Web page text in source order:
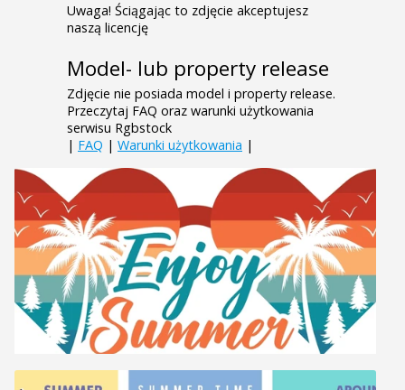
Uwaga! Ściągając to zdjęcie akceptujesz
naszą licencję
Model- lub property release
Zdjęcie nie posiada model i property release.
Przeczytaj FAQ oraz warunki użytkowania
serwisu Rgbstock
| FAQ | Warunki użytkowania |